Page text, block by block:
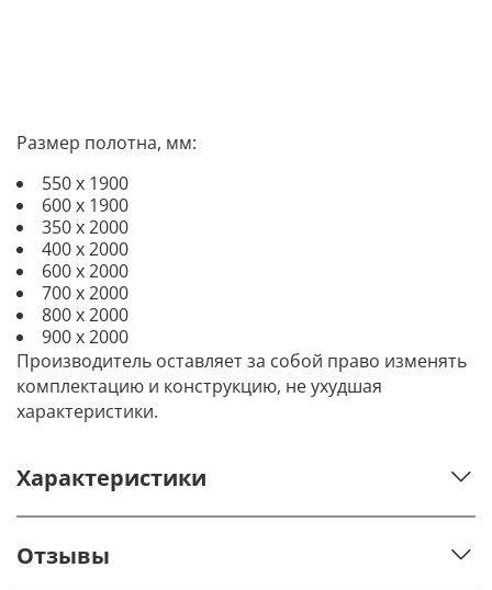
Размер полотна, мм:
550 х 1900
600 х 1900
350 х 2000
400 х 2000
600 х 2000
700 х 2000
800 х 2000
900 х 2000
Производитель оставляет за собой право изменять
комплектацию и конструкцию, не ухудшая
характеристики.
Характеристики
Отзывы